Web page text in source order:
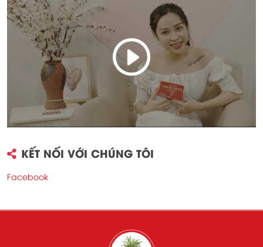
KẾT NỐI VỚI CHÚNG TÔI
Facebook